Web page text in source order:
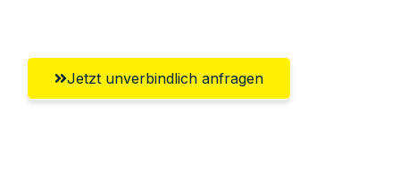
Jetzt unverbindlich anfragen